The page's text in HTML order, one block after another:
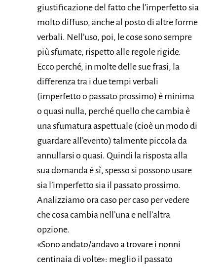
giustificazione del fatto che l’imperfetto sia
molto diffuso, anche al posto di altre forme
verbali. Nell’uso, poi, le cose sono sempre
più sfumate, rispetto alle regole rigide.
Ecco perché, in molte delle sue frasi, la
differenza tra i due tempi verbali
(imperfetto o passato prossimo) è minima
o quasi nulla, perché quello che cambia è
una sfumatura aspettuale (cioè un modo di
guardare all’evento) talmente piccola da
annullarsi o quasi. Quindi la risposta alla
sua domanda è sì, spesso si possono usare
sia l’imperfetto sia il passato prossimo.
Analizziamo ora caso per caso per vedere
che cosa cambia nell’una e nell’altra
opzione.
«Sono andato/andavo a trovare i nonni
centinaia di volte»: meglio il passato